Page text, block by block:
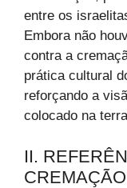
entre os
Embora não
contra a
prática cultural
reforçando a
colocado na
II.
CREMAÇÃO